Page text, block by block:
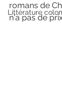
Littérature
romans de
n'a pas de